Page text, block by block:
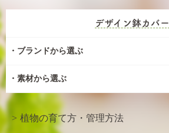
デザイン鉢カバー
ブランドから選ぶ
素材から選ぶ
植物の育て方・管理方法